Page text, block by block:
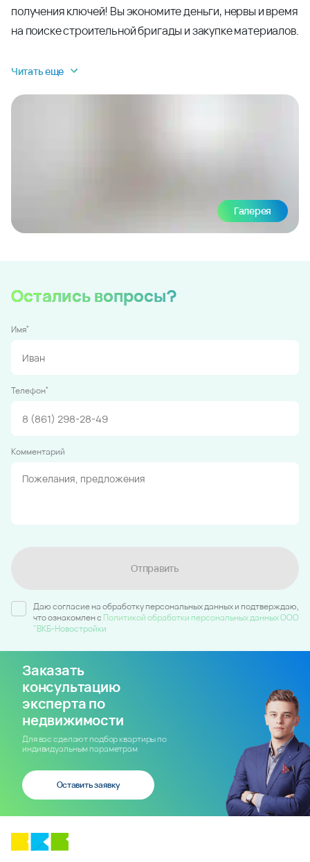
получения ключей! Вы экономите деньги, нервы и время
на поиске строительной бригады и закупке материалов.
Читать еще
Галерея
Остались вопросы?
Имя*
Телефон*
Комментарий
Отправить
Даю согласие на обработку персональных данных и подтверждаю,
что ознакомлен c Политикой обработки персональных данных ООО
"ВКБ-Новостройки
Заказать
консультацию
эксперта по
недвижимости
Для вас сделают подбор квартиры по
индивидуальным параметрам
Оставить заявку